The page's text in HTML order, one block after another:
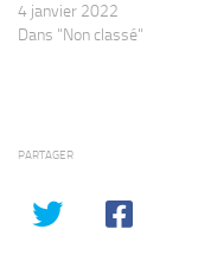
4 janvier 2022
Dans "Non classé"
PARTAGER